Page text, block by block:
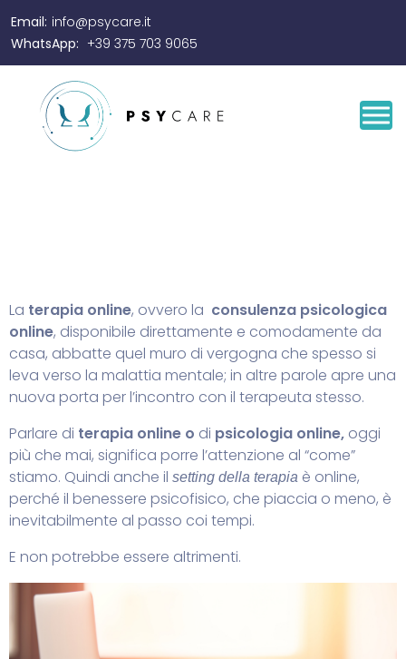
Email: info@psycare.it
WhatsApp: +39 375 703 9065
La terapia online, ovvero la consulenza psicologica
online, disponibile direttamente e comodamente da
casa, abbatte quel muro di vergogna che spesso si
leva verso la malattia mentale; in altre parole apre una
nuova porta per l’incontro con il terapeuta stesso.
Parlare di terapia online o di psicologia online, oggi
più che mai, significa porre l’attenzione al “come”
stiamo. Quindi anche il setting della terapia è online,
perché il benessere psicofisico, che piaccia o meno, è
inevitabilmente al passo coi tempi.
E non potrebbe essere altrimenti.